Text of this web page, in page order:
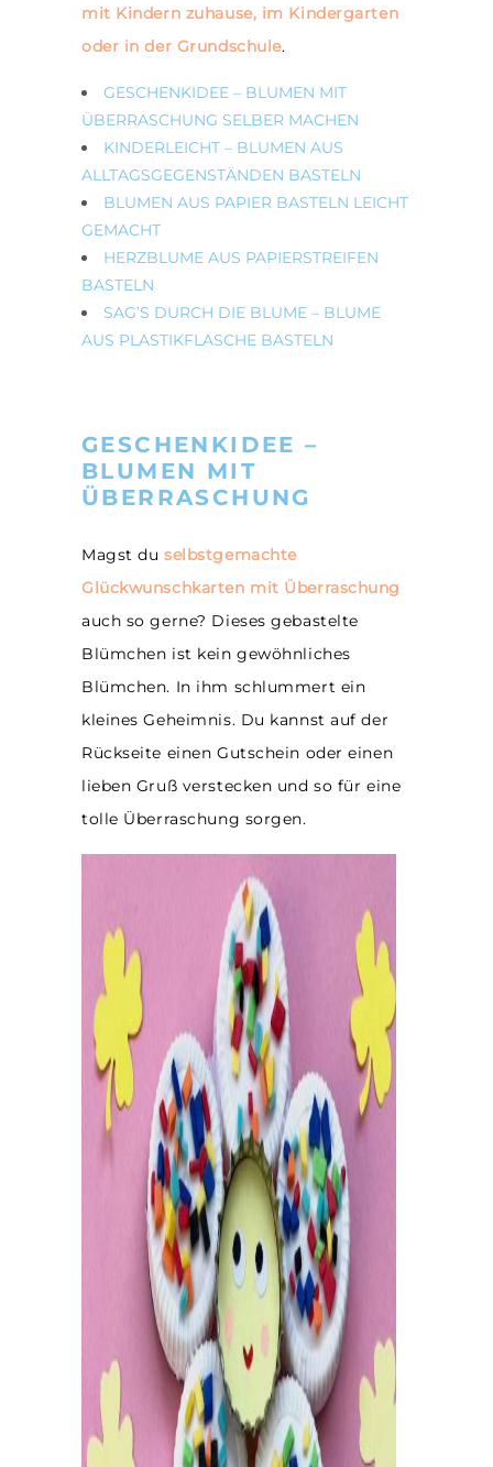
mit Kindern zuhause, im Kindergarten
oder in der Grundschule.
GESCHENKIDEE – BLUMEN MIT
ÜBERRASCHUNG SELBER MACHEN
KINDERLEICHT – BLUMEN AUS
ALLTAGSGEGENSTÄNDEN BASTELN
BLUMEN AUS PAPIER BASTELN LEICHT
GEMACHT
HERZBLUME AUS PAPIERSTREIFEN
BASTELN
SAG’S DURCH DIE BLUME – BLUME
AUS PLASTIKFLASCHE BASTELN
GESCHENKIDEE –
BLUMEN MIT
ÜBERRASCHUNG
Magst duselbstgemachte
Glückwunschkarten mit Überraschung
auch so gerne? Dieses gebastelte
Blümchen ist kein gewöhnliches
Blümchen. In ihm schlummert ein
kleines Geheimnis. Du kannst auf der
Rückseite einen Gutschein oder einen
lieben Gruß verstecken und so für eine
tolle Überraschung sorgen.